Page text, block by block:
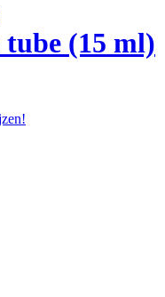
(15 ml)